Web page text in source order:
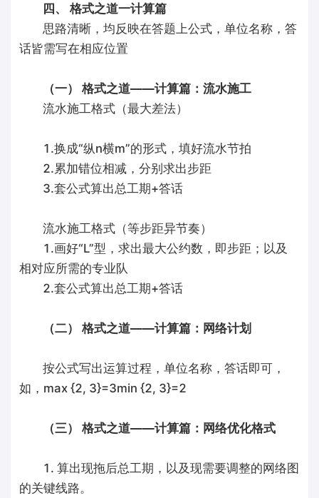
四、 格式之道一计算篇
思路清晰，均反映在答题上公式，单位名称，答
话皆需写在相应位置
（一） 格式之道——计算篇：流水施工
流水施工格式（最大差法）
1.换成“纵n横m”的形式，填好流水节拍
2.累加错位相减，分别求出步距
3.套公式算出总工期+答话
流水施工格式（等步距异节奏）
1.画好“L”型，求出最大公约数，即步距；以及
相对应所需的专业队
2.套公式算出总工期+答话
（二） 格式之道——计算篇：网络计划
按公式写出运算过程，单位名称，答话即可，
如，max {2, 3}=3min {2, 3}=2
（三） 格式之道——计算篇：网络优化格式
1. 算出现拖后总工期，以及现需要调整的网络图
的关键线路。